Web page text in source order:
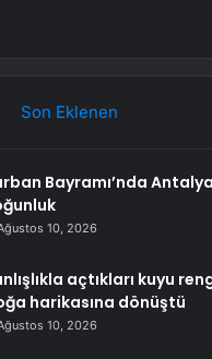
Son Eklenen
Bayramı’nda
10, 2026
açtıkları kuyu
harikasına dönüştü
10, 2026